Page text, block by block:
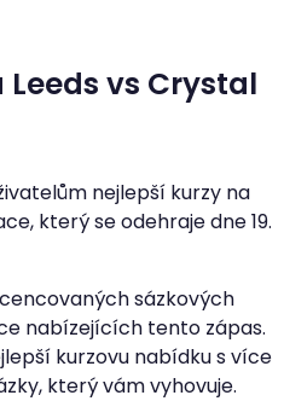
vs Crystal
nejlepší kurzy na
který se odehraje dne19.
sázkových
nabízejících tento zápas.
kurzovu nabídku s více
který vám vyhovuje.